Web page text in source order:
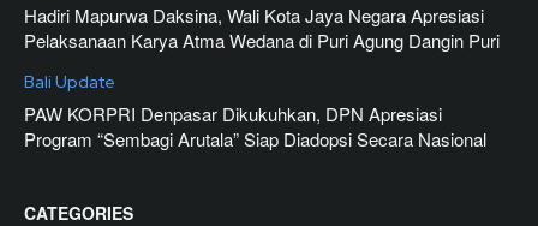
Hadiri Mapurwa Daksina, Wali Kota Jaya Negara Apresiasi
Pelaksanaan Karya Atma Wedana di Puri Agung Dangin Puri
Bali Update
PAW KORPRI Denpasar Dikukuhkan, DPN Apresiasi
Program “Sembagi Arutala” Siap Diadopsi Secara Nasional
CATEGORIES